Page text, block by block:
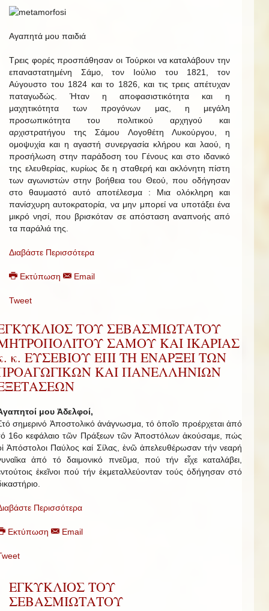
Αγαπητά μου παιδιά
Τρεις φορές προσπάθησαν οι Τούρκοι να καταλάβουν την
επαναστατημένη Σάμο, τον Ιούλιο του 1821, τον
Αύγουστο του 1824 και το 1826, και τις τρεις απέτυχαν
παταγωδώς. Ήταν η αποφασιστικότητα και η
μαχητικότητα των προγόνων μας, η μεγάλη
προσωπικότητα του πολιτικού αρχηγού και
αρχιστρατήγου της Σάμου Λογοθέτη Λυκούργου, η
ομοψυχία και η αγαστή συνεργασία κλήρου και λαού, η
προσήλωση στην παράδοση του Γένους και στο ιδανικό
της ελευθερίας, κυρίως δε η σταθερή και ακλόνητη πίστη
των αγωνιστών στην βοήθεια του Θεού, που οδήγησαν
στο θαυμαστό αυτό αποτέλεσμα : Μια ολόκληρη και
πανίσχυρη αυτοκρατορία, να μην μπορεί να υποτάξει ένα
μικρό νησί, που βρισκόταν σε απόσταση αναπνοής από
τα παράλιά της.
Διαβάστε Περισσότερα
Εκτύπωση Email
Tweet
ΤΟΥ ΣΕΒΑΣΜΙΩΤΑΤΟΥ
ΣΑΜΟΥ ΚΑΙ ΙΚΑΡΙΑΣ
κ. ΕΥΣΕΒΙΟΥ ΕΠΙ ΤΗ ΕΝΑΡΞΕΙ ΤΩΝ
ΚΑΙ ΠΑΝΕΛΛΗΝΙΩΝ
μου Ἀδελφοί,
σημερινό Ἀποστολικό ἀνάγνωσμα, τό ὁποῖο προέρχεται ἀπό
16ο κεφάλαιο τῶν Πράξεων τῶν Ἀποστόλων ἀκούσαμε, πώς
Ἀπόστολοι Παύλος καί Σίλας, ἐνῶ ἀπελευθέρωσαν τήν νεαρή
ἀπό τό δαιμονικό πνεῦμα, πού τήν εἶχε καταλάβει,
ἐκεῖνοι πού τήν ἐκμεταλλεύονταν τούς ὁδήγησαν στό
Περισσότερα
Εκτύπωση Email
ΕΓΚΥΚΛΙΟΣ ΤΟΥ
ΣΕΒΑΣΜΙΩΤΑΤΟΥ